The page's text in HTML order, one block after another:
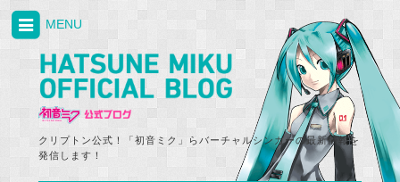
クリプトン公式！「初音ミク」らバーチャルシンガーの最新情報を
発信します！
MENU